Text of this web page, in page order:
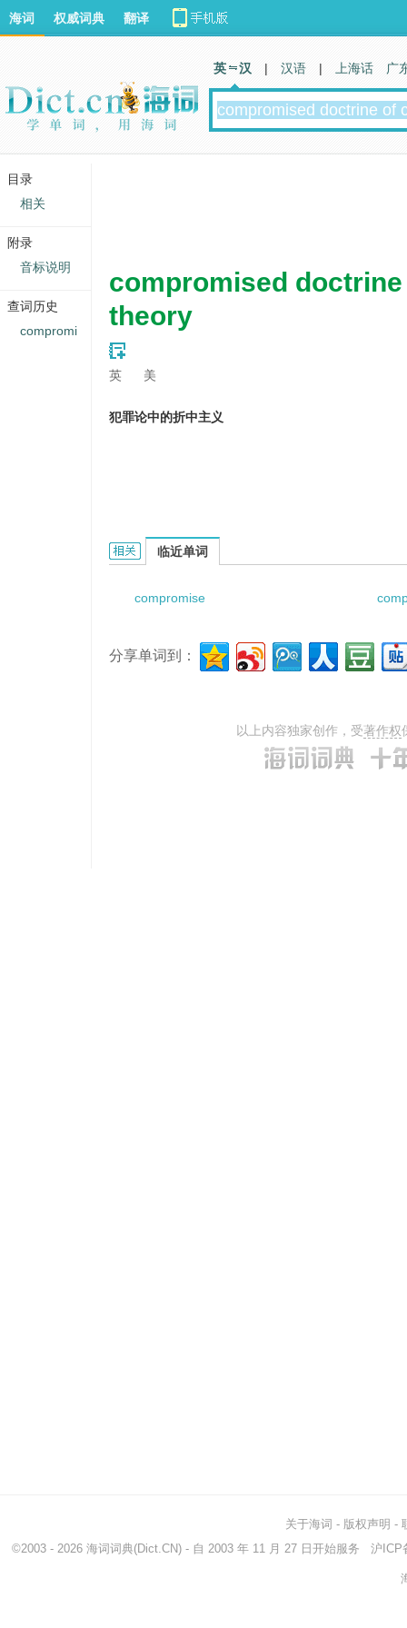
compromised
theory
英 美
犯罪论中的折中主义
Compromised Doctrine of Crime Theory的相关资
临近单词
compromise
分享单词到：
以上内容独家创作，受著作权
海词 权威词典 翻译
英 汉 | 汉语 | 上海话 广
关于海词 - 版权声明 -
©2003 - 2026 海词词典(Dict.CN) - 自 2003 年 11 月 27 日开始服务 沪ICP
目录
相关
附录
音标说明
查词历史
compromi